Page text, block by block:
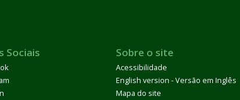
Sociais Sobre o site
Acessibilidade
English version - Versão em Inglês
Mapa do site